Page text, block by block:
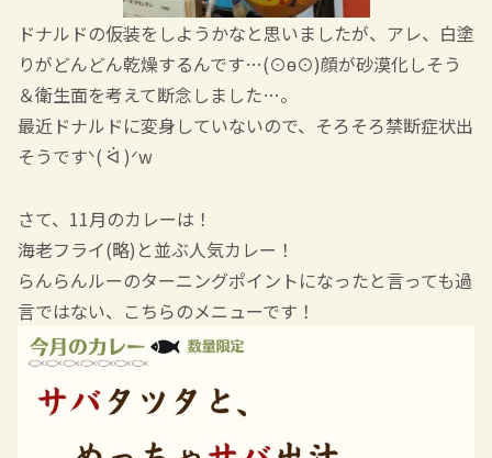
ドナルドの仮装をしようかなと思いましたが、アレ、白塗
りがどんどん乾燥するんです…(⊙ө⊙)顔が砂漠化しそう
＆衛生面を考えて断念しました…。
最近ドナルドに変身していないので、そろそろ禁断症状出
そうですᐠ( ᐛ )ᐟw
さて、11月のカレーは！
海老フライ(略)と並ぶ人気カレー！
らんらんルーのターニングポイントになったと言っても過
言ではない、こちらのメニューです！